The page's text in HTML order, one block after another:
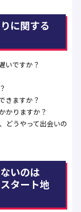
に関する
いですか？
きますか？
かりますか？
どうやって出会いの
いのは
タート地